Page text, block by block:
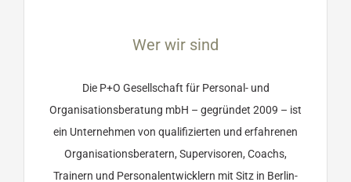
Wer wir sind
Die P+O Gesellschaft für Personal- und
Organisationsberatung mbH – gegründet 2009 – ist
ein Unternehmen von qualifizierten und erfahrenen
Organisationsberatern, Supervisoren, Coachs,
Trainern und Personalentwicklern mit Sitz in Berlin-